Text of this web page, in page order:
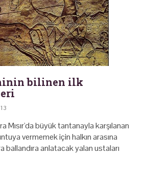
bilinen ilk
Mısır'da büyük tantanayla karşılanan
vermemek için halkın arasına
ballandıra anlatacak yalan ustaları